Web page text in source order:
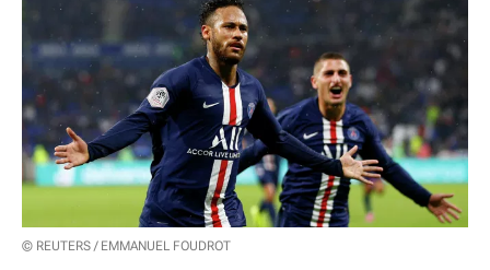
© REUTERS / EMMANUEL FOUDROT